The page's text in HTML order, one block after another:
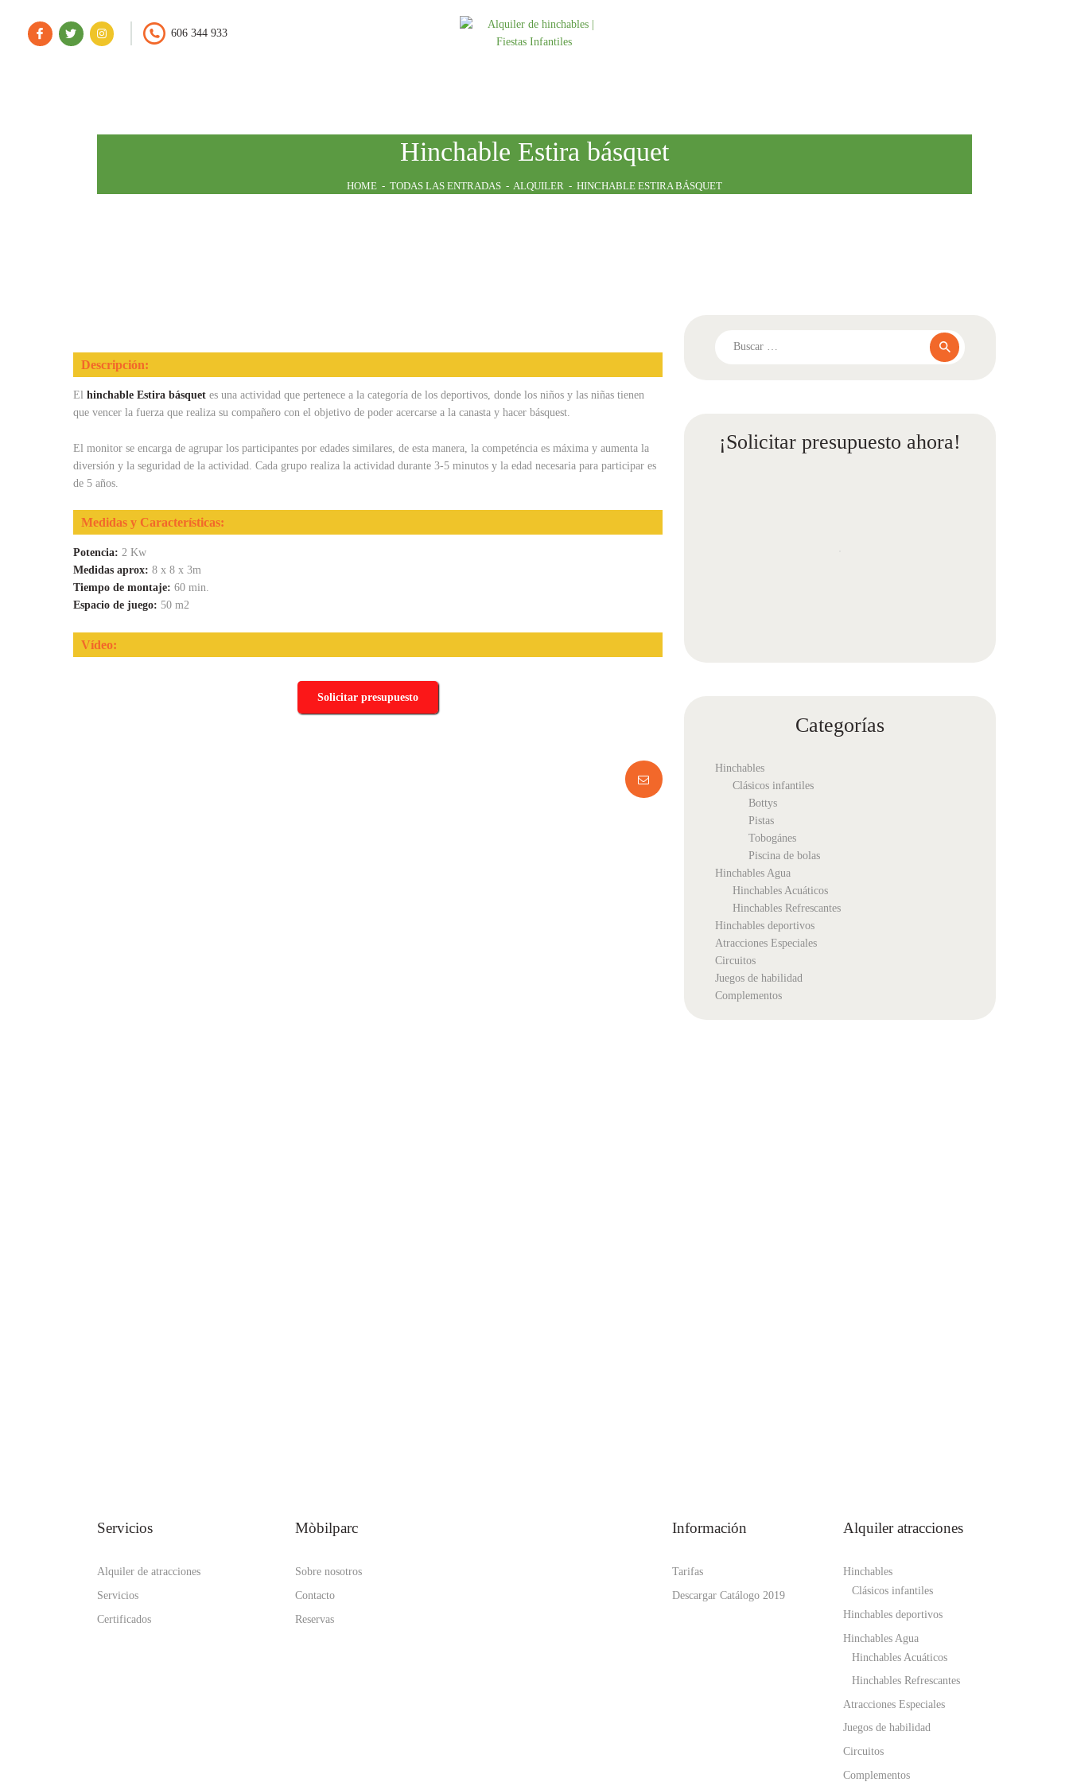
606 344 933
Hinchable Estira básquet
HOME TODAS LAS ENTRADAS ALQUILER HINCHABLE ESTIRA BÁSQUET
ATRACCIONES
CONTACTO
Descripción:
El hinchable Estira básquet es una actividad que pertenece a la categoría de los deportivos, donde los niños y las niñas tienen
que vencer la fuerza que realiza su compañero con el objetivo de poder acercarse a la canasta y hacer básquest.
El monitor se encarga de agrupar los participantes por edades similares, de esta manera, la competéncia es máxima y aumenta la
diversión y la seguridad de la actividad. Cada grupo realiza la actividad durante 3-5 minutos y la edad necesaria para participar es
de 5 años.
Medidas y Características:
Potencia: 2 Kw
Medidas aprox: 8 x 8 x 3m
Tiempo de montaje: 60 min.
Espacio de juego: 50 m2
Vídeo:
Solicitar presupuesto
¡Solicitar presupuesto ahora!
Categorías
Hinchables
Clásicos infantiles
Bottys
Pistas
Tobogánes
Piscina de bolas
Hinchables Agua
Hinchables Acuáticos
Hinchables Refrescantes
Hinchables deportivos
Atracciones Especiales
Circuitos
Juegos de habilidad
Complementos
Servicios
Alquiler de atracciones
Servicios
Certificados
Mòbilparc
Sobre nosotros
Contacto
Reservas
Información
Tarifas
Descargar Catálogo 2019
Alquiler atracciones
Hinchables
Clásicos infantiles
Hinchables deportivos
Hinchables Agua
Hinchables Acuáticos
Hinchables Refrescantes
Atracciones Especiales
Juegos de habilidad
Circuitos
Complementos